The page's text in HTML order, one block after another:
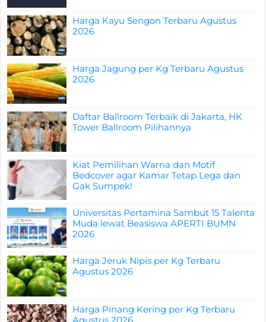
Harga Kayu Sengon Terbaru Agustus
2026
Harga Jagung per Kg Terbaru Agustus
2026
Daftar Ballroom Terbaik di Jakarta, HK
Tower Ballroom Pilihannya
Kiat Pemilihan Warna dan Motif
Bedcover agar Kamar Tetap Lega dan
Gak Sumpek!
Universitas Pertamina Sambut 15 Talenta
Muda lewat Beasiswa APERTI BUMN
2026
Harga Jeruk Nipis per Kg Terbaru
Agustus 2026
Harga Pinang Kering per Kg Terbaru
Agustus 2026